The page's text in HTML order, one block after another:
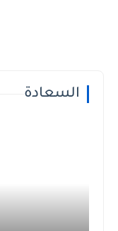
السعادة